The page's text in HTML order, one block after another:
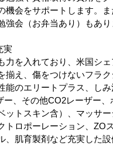
機会をサポートします。
強会（お弁当あり）もあり
実
力を入れており、米国シ
揃え、傷をつけないフラ
能のエリートプラス、しみ
ー、その他CO2レーザー、
ットスキン含）、マッサ
トロポーレーション、ZO
、肌育製剤など充実した